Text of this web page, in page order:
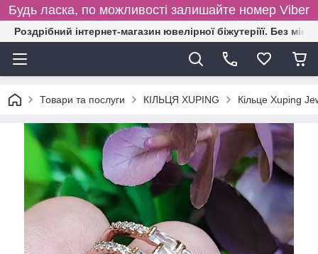
Будь ласка, по можливості залишайте номер Viber
Роздрібний інтернет-магазин ювелірної біжутеріїї. Без
Товари та послуги КІЛЬЦЯ XUPING Кільце Xuping